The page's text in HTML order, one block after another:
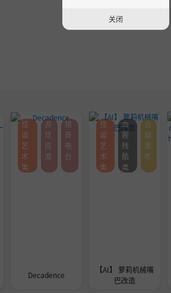
Decadence
怪
诞
艺
术
类
游
戏
资
源
猎
奇
电
台
【AI】 萝莉机械嘴
巴改造
怪
诞
艺
术
类
血
腥
残
酷
类
近
期
发
布
关闭